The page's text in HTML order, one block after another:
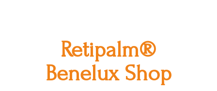
Retipalm®
Benelux Shop